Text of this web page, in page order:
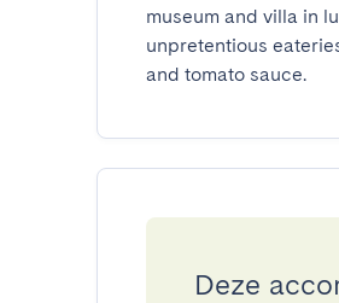
museum and villa in
unpretentious
and tomato sauce.
Deze